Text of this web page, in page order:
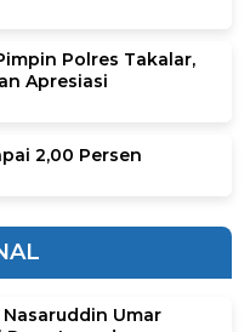
Polres Takalar,
Apresiasi
2,00 Persen
Nasaruddin Umar